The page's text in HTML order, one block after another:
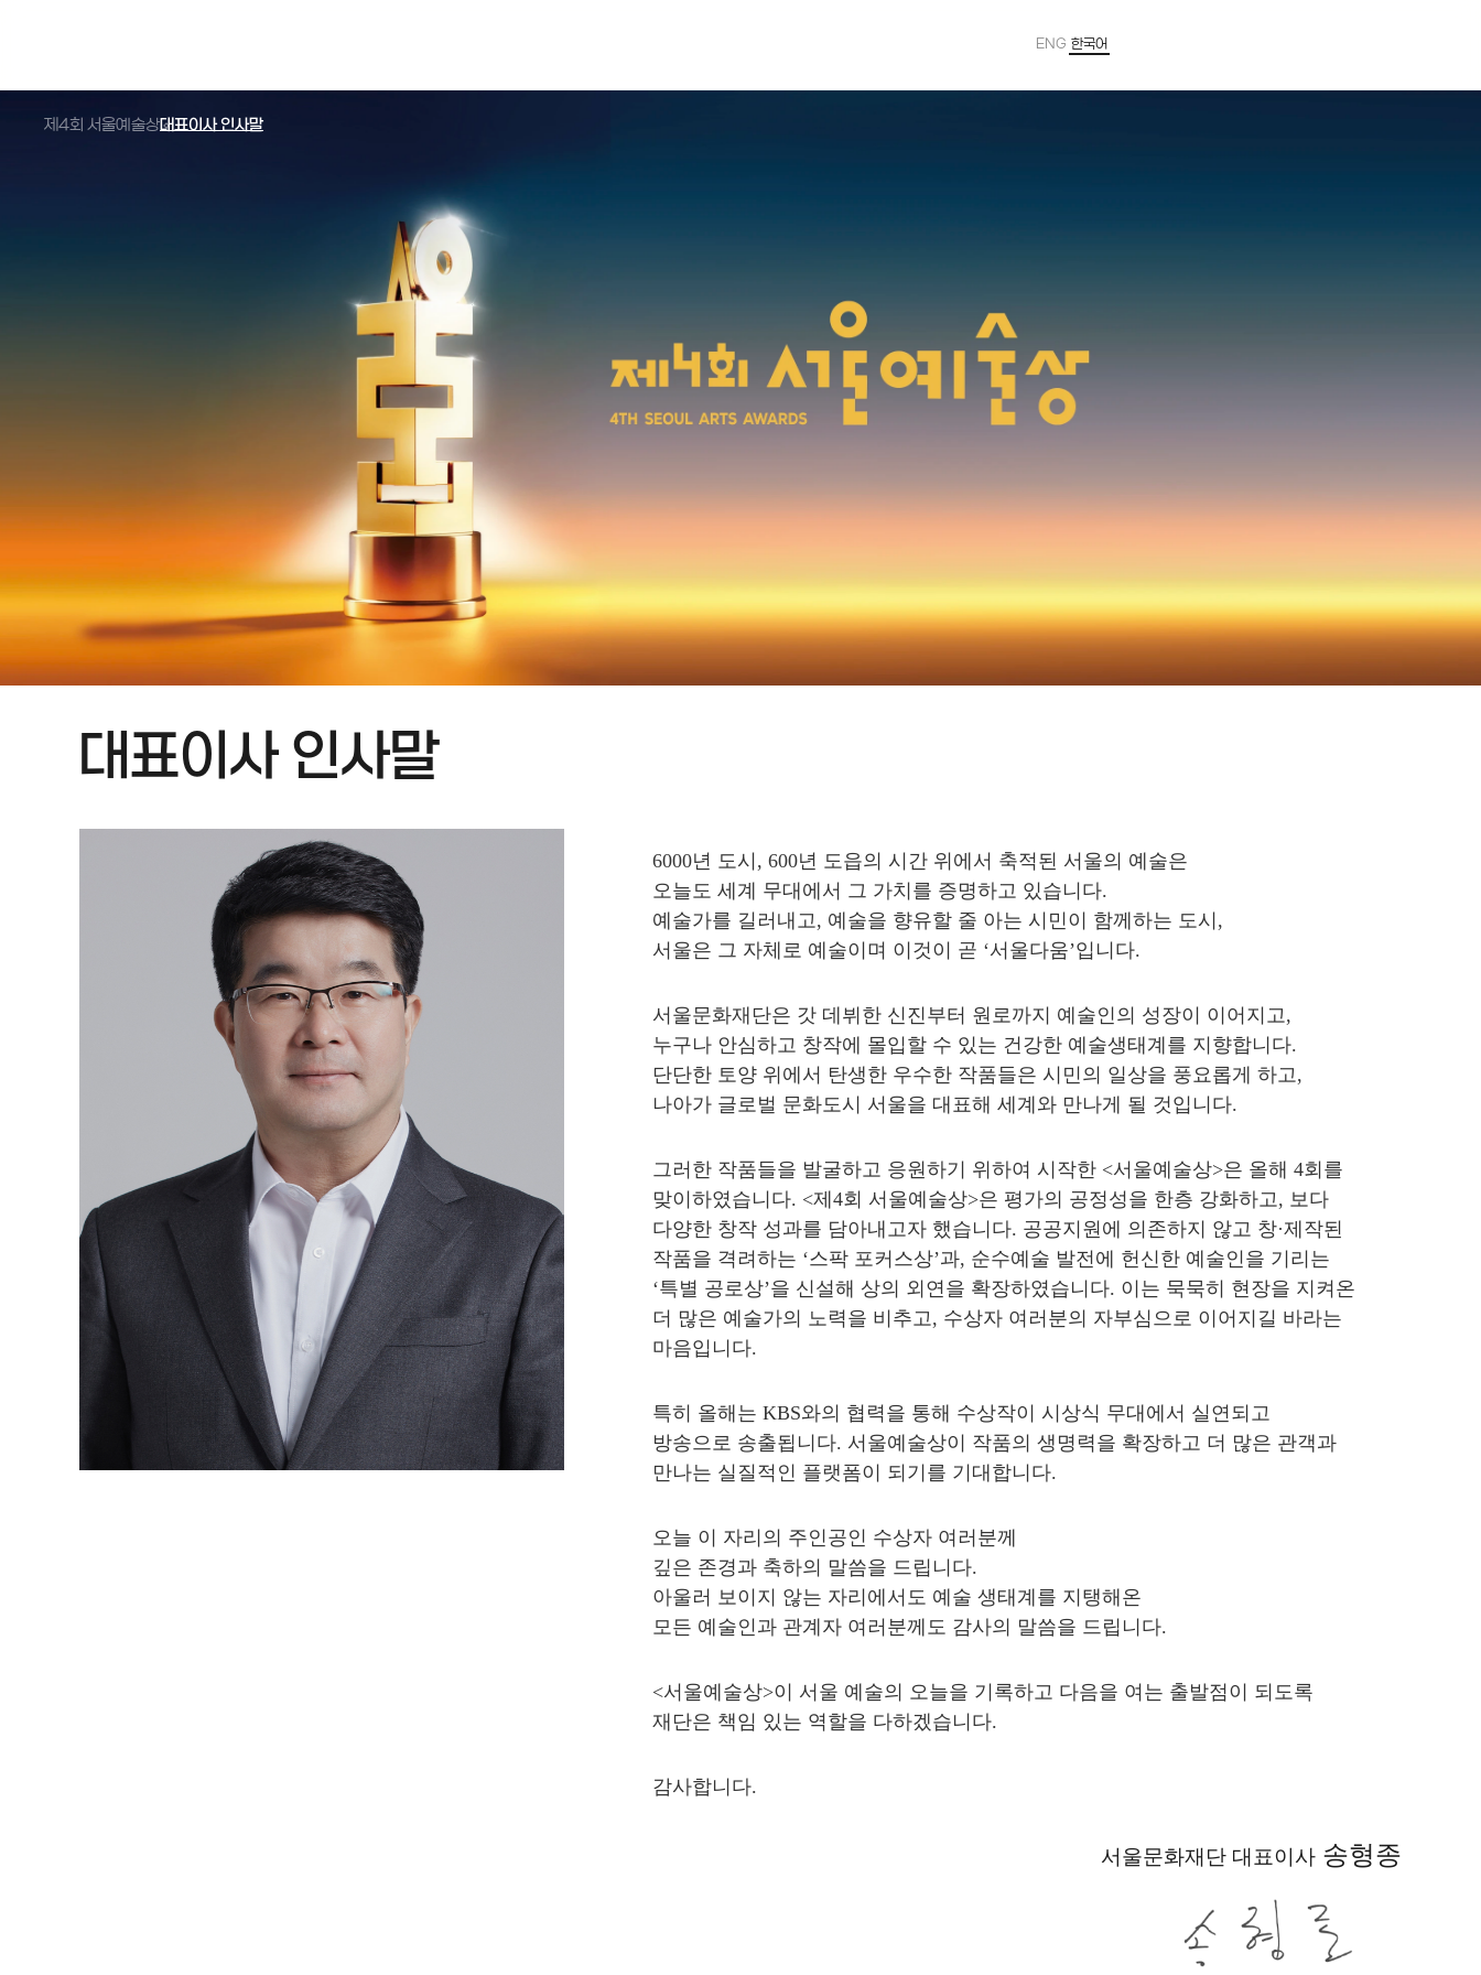
ENG 한국어
제4회 서울예술상대표이사 인사말
대표이사 인사말
6000년 도시, 600년 도읍의 시간 위에서 축적된 서울의 예술은
오늘도 세계 무대에서 그 가치를 증명하고 있습니다.
예술가를 길러내고, 예술을 향유할 줄 아는 시민이 함께하는 도시,
서울은 그 자체로 예술이며 이것이 곧 ‘서울다움’입니다.
서울문화재단은 갓 데뷔한 신진부터 원로까지 예술인의 성장이 이어지고,
누구나 안심하고 창작에 몰입할 수 있는 건강한 예술생태계를 지향합니다.
단단한 토양 위에서 탄생한 우수한 작품들은 시민의 일상을 풍요롭게 하고,
나아가 글로벌 문화도시 서울을 대표해 세계와 만나게 될 것입니다.
그러한 작품들을 발굴하고 응원하기 위하여 시작한 <서울예술상>은 올해 4회를
맞이하였습니다. <제4회 서울예술상>은 평가의 공정성을 한층 강화하고, 보다
다양한 창작 성과를 담아내고자 했습니다. 공공지원에 의존하지 않고 창·제작된
작품을 격려하는 ‘스팍 포커스상’과, 순수예술 발전에 헌신한 예술인을 기리는
‘특별 공로상’을 신설해 상의 외연을 확장하였습니다. 이는 묵묵히 현장을 지켜온
더 많은 예술가의 노력을 비추고, 수상자 여러분의 자부심으로 이어지길 바라는
마음입니다.
특히 올해는 KBS와의 협력을 통해 수상작이 시상식 무대에서 실연되고
방송으로 송출됩니다. 서울예술상이 작품의 생명력을 확장하고 더 많은 관객과
만나는 실질적인 플랫폼이 되기를 기대합니다.
오늘 이 자리의 주인공인 수상자 여러분께
깊은 존경과 축하의 말씀을 드립니다.
아울러 보이지 않는 자리에서도 예술 생태계를 지탱해온
모든 예술인과 관계자 여러분께도 감사의 말씀을 드립니다.
<서울예술상>이 서울 예술의 오늘을 기록하고 다음을 여는 출발점이 되도록
재단은 책임 있는 역할을 다하겠습니다.
감사합니다.
서울문화재단 대표이사 송형종